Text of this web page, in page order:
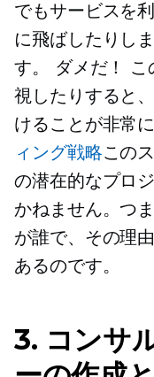
でもサービスを
に飛ばしたりし
す。
ダメだ！
こ
視したりすると
けることが非常
ィング戦略この
の潜在的なプロ
かねません。つ
が誰で、その理
あるのです。
3. コンサ